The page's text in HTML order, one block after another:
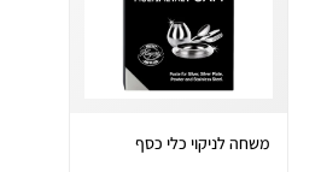
משחה לניקוי כלי כסף